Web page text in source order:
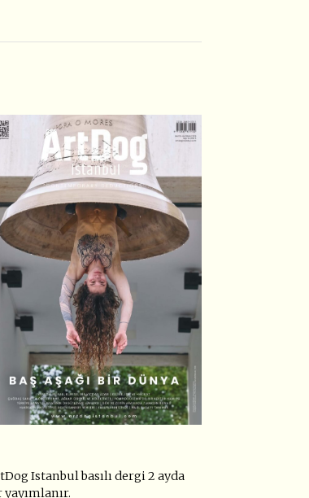
Istanbul basılı dergi 2 ayda
yayımlanır.